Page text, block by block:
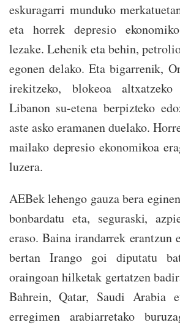
eskuragarri munduko
eta horrek depresio
lezake. Lehenik eta behin,
egonen delako. Eta bigarrenik,
irekitzeko, blokeoa
Libanon su-etena berpizteko
aste asko eramanen duelako.
mailako depresio ekonomikoa
luzera.
AEBek lehengo gauza bera
bonbardatu eta, seguraski,
eraso. Baina irandarrek erantzun
bertan Irango goi diputatu
oraingoan hilketak gertatzen
Bahrein, Qatar, Saudi Arabia
erregimen arabiarretako